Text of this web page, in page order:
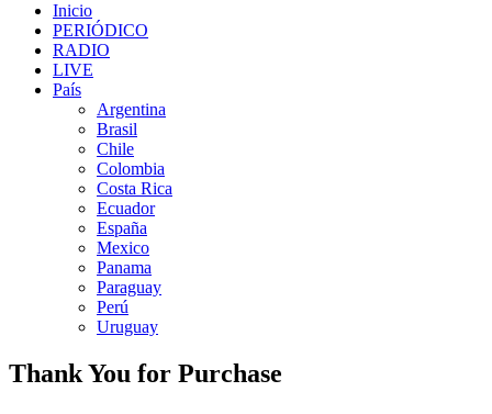
Inicio
PERIÓDICO
RADIO
LIVE
País
Argentina
Brasil
Chile
Colombia
Costa Rica
Ecuador
España
Mexico
Panama
Paraguay
Perú
Uruguay
Thank You for Purchase